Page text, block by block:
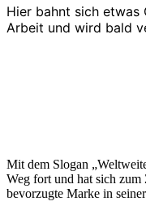
Hier bahnt sich etwas
Arbeit und wird bald
Mit dem Slogan
Weg fort und hat sich zum
bevorzugte Marke in